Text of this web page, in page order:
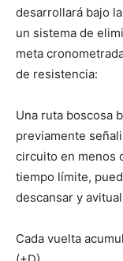
desarrollará bajo
un sistema de
meta
de resistencia:
Una ruta boscosa
previamente
circuito en menos
tiempo límite,
descansar y
Cada vuelta